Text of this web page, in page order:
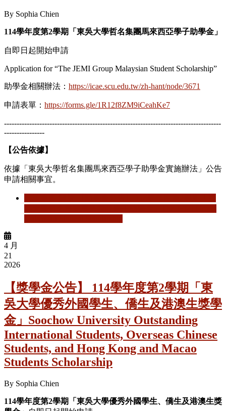
By Sophia Chien
114學年度第2學期「東吳大學哲名集團馬來西亞學子助學金」
自即日起開始申請
Application for “The JEMI Group Malaysian Student Scholarship”
助學金相關辦法： https://icae.scu.edu.tw/zh-hant/node/3671
申請表單： https://forms.gle/1R12f8ZM9iCeahKe7
--------------------------------------------------------------------------------------
----------------
【公告依據】
依據「東吳大學哲名集團馬來西亞學子助學金實施辦法」公告
申請相關事宜。
4 月
21
2026
【獎學金公告】 114學年度第2學期「東
吳大學優秀外國學生、僑生及港澳生獎學
金」Soochow University Outstanding
International Students, Overseas Chinese
Students, and Hong Kong and Macao
Students Scholarship
By Sophia Chien
114學年度第2學期「東吳大學優秀外國學生、僑生及港澳生獎